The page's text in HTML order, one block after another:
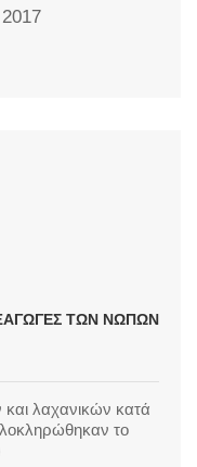
ΤΩΝ ΝΩΠΏΝ
λαχανικών κατά
το